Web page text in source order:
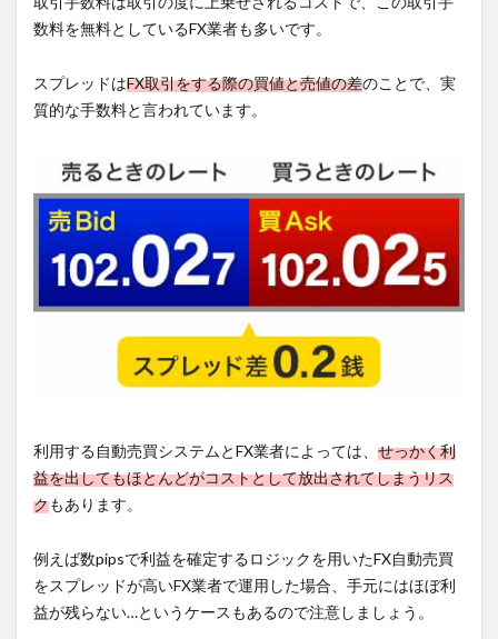
数料を無料としているFX業者も多いです。
スプレッドはFX取引をする際の買値と売値の差のことで、実
質的な手数料と言われています。
利用する自動売買システムとFX業者によっては、 せっかく利
益を出してもほとんどがコストとして放出されてしまうリス
クもあります。
例えば数pipsで利益を確定するロジックを用いたFX自動売買
をスプレッドが高いFX業者で運用した場合、手元にはほぼ利
益が残らない…というケースもあるので注意しましょう。